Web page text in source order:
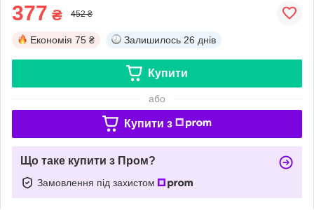
377 ₴ 452 ₴
Економія 75 ₴ Залишилось 26 днів
Купити
або
Купити з
Що таке купити з Пром?
Замовлення під захистом